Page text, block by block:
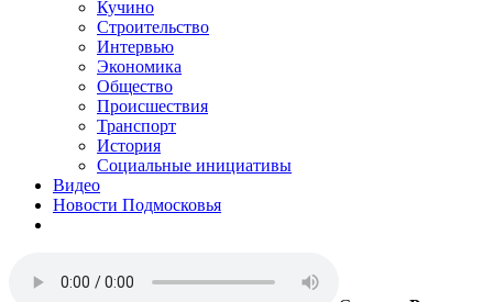
Кучино
Строительство
Интервью
Экономика
Общество
Происшествия
Транспорт
История
Социальные инициативы
Видео
Новости Подмосковья